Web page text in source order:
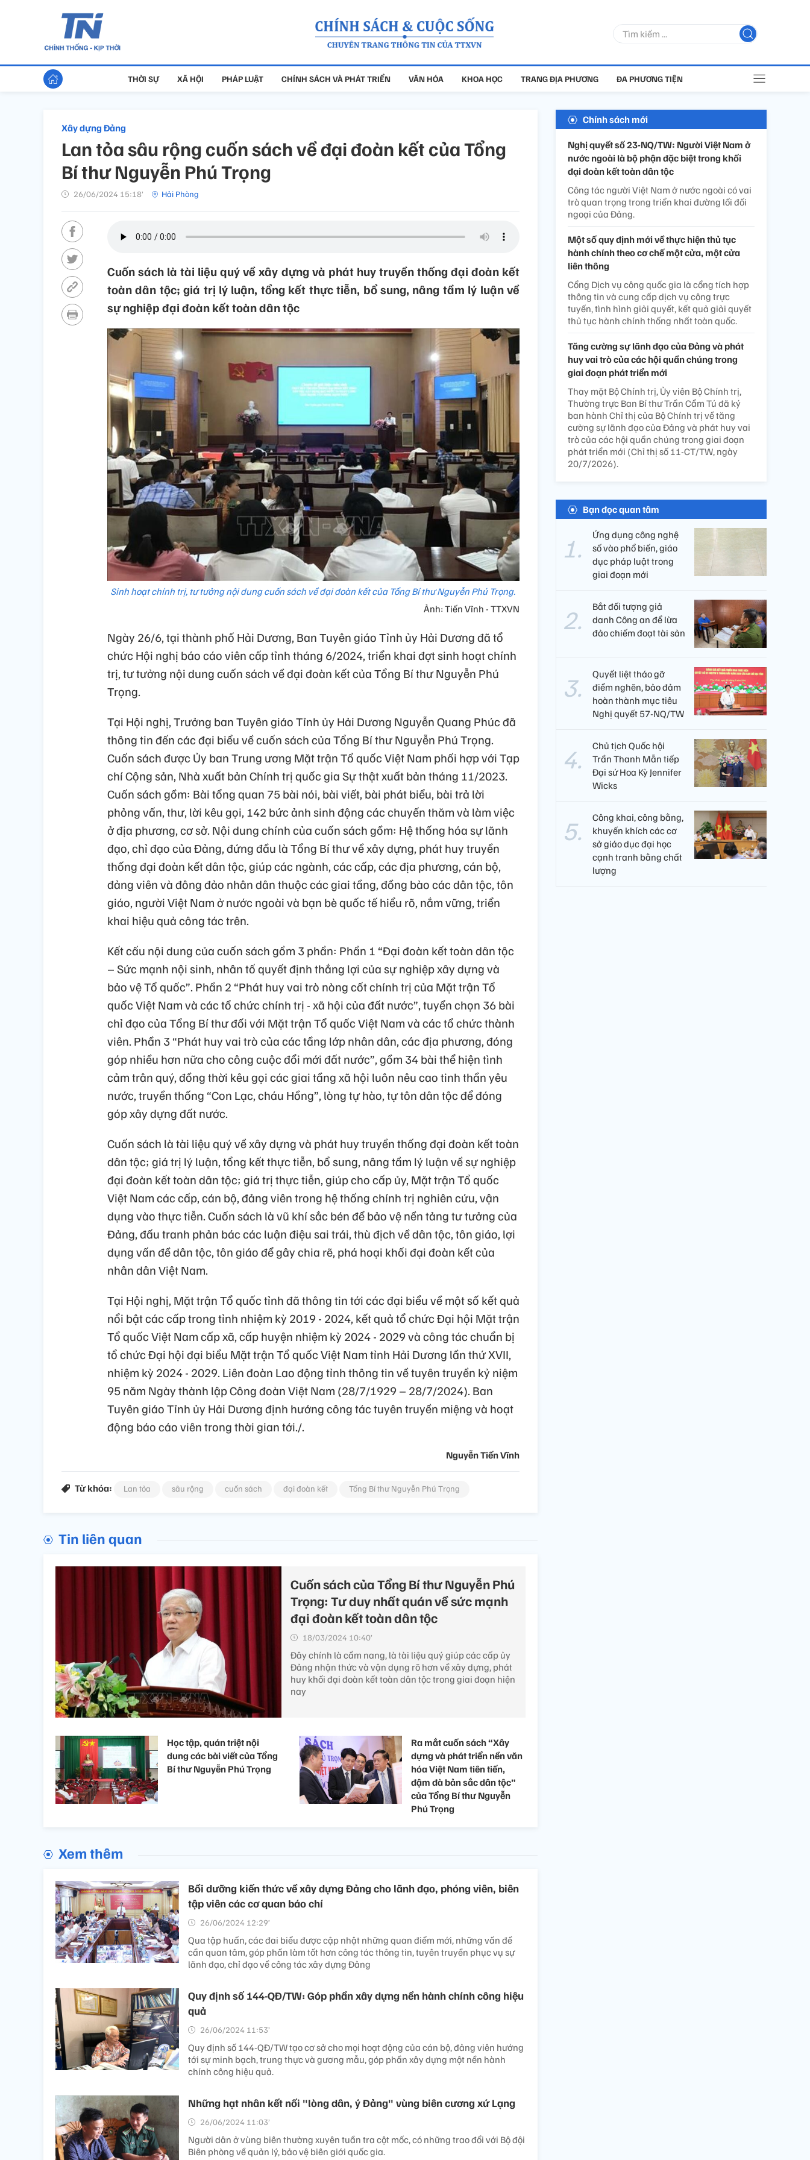
THỜI SỰ XÃ HỘI PHÁP LUẬT CHÍNH SÁCH VÀ PHÁT TRIỂN VĂN HÓA KHOA HỌC TRANG ĐỊA PHƯƠNG ĐA PHƯƠNG TIỆN
Xây dựng Đảng
Lan tỏa sâu rộng cuốn sách về đại đoàn kết của Tổng
Bí thư Nguyễn Phú Trọng
26/06/2024 15:18’ Hải Phòng
Cuốn sách là tài liệu quý về xây dựng và phát huy truyền thống đại đoàn kết
toàn dân tộc; giá trị lý luận, tổng kết thực tiễn, bổ sung, nâng tầm lý luận về
sự nghiệp đại đoàn kết toàn dân tộc
Sinh hoạt chính trị, tư tưởng nội dung cuốn sách về đại đoàn kết của Tổng Bí thư Nguyễn Phú Trọng.
Ảnh: Tiến Vĩnh - TTXVN
Ngày 26/6, tại thành phố Hải Dương, Ban Tuyên giáo Tỉnh ủy Hải Dương đã tổ
chức Hội nghị báo cáo viên cấp tỉnh tháng 6/2024, triển khai đợt sinh hoạt chính
trị, tư tưởng nội dung cuốn sách về đại đoàn kết của Tổng Bí thư Nguyễn Phú
Trọng.
Tại Hội nghị, Trưởng ban Tuyên giáo Tỉnh ủy Hải Dương Nguyễn Quang Phúc đã
thông tin đến các đại biểu về cuốn sách của Tổng Bí thư Nguyễn Phú Trọng.
Cuốn sách được Ủy ban Trung ương Mặt trận Tổ quốc Việt Nam phối hợp với Tạp
chí Cộng sản, Nhà xuất bản Chính trị quốc gia Sự thật xuất bản tháng 11/2023.
Cuốn sách gồm: Bài tổng quan 75 bài nói, bài viết, bài phát biểu, bài trả lời
phỏng vấn, thư, lời kêu gọi, 142 bức ảnh sinh động các chuyến thăm và làm việc
ở địa phương, cơ sở. Nội dung chính của cuốn sách gồm: Hệ thống hóa sự lãnh
đạo, chỉ đạo của Đảng, đứng đầu là Tổng Bí thư về xây dựng, phát huy truyền
thống đại đoàn kết dân tộc, giúp các ngành, các cấp, các địa phương, cán bộ,
đảng viên và đông đảo nhân dân thuộc các giai tầng, đồng bào các dân tộc, tôn
giáo, người Việt Nam ở nước ngoài và bạn bè quốc tế hiểu rõ, nắm vững, triển
khai hiệu quả công tác trên.
Kết cấu nội dung của cuốn sách gồm 3 phần: Phần 1 “Đại đoàn kết toàn dân tộc
– Sức mạnh nội sinh, nhân tố quyết định thắng lợi của sự nghiệp xây dựng và
bảo vệ Tổ quốc”. Phần 2 “Phát huy vai trò nòng cốt chính trị của Mặt trận Tổ
quốc Việt Nam và các tổ chức chính trị - xã hội của đất nước”, tuyển chọn 36 bài
chỉ đạo của Tổng Bí thư đối với Mặt trận Tổ quốc Việt Nam và các tổ chức thành
viên. Phần 3 “Phát huy vai trò của các tầng lớp nhân dân, các địa phương, đóng
góp nhiều hơn nữa cho công cuộc đổi mới đất nước”, gồm 34 bài thể hiện tình
cảm trân quý, đồng thời kêu gọi các giai tầng xã hội luôn nêu cao tinh thần yêu
nước, truyền thống “Con Lạc, cháu Hồng”, lòng tự hào, tự tôn dân tộc để đóng
góp xây dựng đất nước.
Cuốn sách là tài liệu quý về xây dựng và phát huy truyền thống đại đoàn kết toàn
dân tộc; giá trị lý luận, tổng kết thực tiễn, bổ sung, nâng tầm lý luận về sự nghiệp
đại đoàn kết toàn dân tộc; giá trị thực tiễn, giúp cho cấp ủy, Mặt trận Tổ quốc
Việt Nam các cấp, cán bộ, đảng viên trong hệ thống chính trị nghiên cứu, vận
dụng vào thực tiễn. Cuốn sách là vũ khí sắc bén để bảo vệ nền tảng tư tưởng của
Đảng, đấu tranh phản bác các luận điệu sai trái, thù địch về dân tộc, tôn giáo, lợi
dụng vấn đề dân tộc, tôn giáo để gây chia rẽ, phá hoại khối đại đoàn kết của
nhân dân Việt Nam.
Tại Hội nghị, Mặt trận Tổ quốc tỉnh đã thông tin tới các đại biểu về một số kết quả
nổi bật các cấp trong tỉnh nhiệm kỳ 2019 - 2024, kết quả tổ chức Đại hội Mặt trận
Tổ quốc Việt Nam cấp xã, cấp huyện nhiệm kỳ 2024 - 2029 và công tác chuẩn bị
tổ chức Đại hội đại biểu Mặt trận Tổ quốc Việt Nam tỉnh Hải Dương lần thứ XVII,
nhiệm kỳ 2024 - 2029. Liên đoàn Lao động tỉnh thông tin về tuyên truyền kỷ niệm
95 năm Ngày thành lập Công đoàn Việt Nam (28/7/1929 – 28/7/2024). Ban
Tuyên giáo Tỉnh ủy Hải Dương định hướng công tác tuyên truyền miệng và hoạt
động báo cáo viên trong thời gian tới./.
Nguyễn Tiến Vĩnh
Từ khóa: Lan tỏa sâu rộng cuốn sách đại đoàn kết Tổng Bí thư Nguyễn Phú Trọng
Tin liên quan
Cuốn sách của Tổng Bí thư Nguyễn Phú
Trọng: Tư duy nhất quán về sức mạnh
đại đoàn kết toàn dân tộc
18/03/2024 10:40’
Đây chính là cẩm nang, là tài liệu quý giúp các cấp ủy
Đảng nhận thức và vận dụng rõ hơn về xây dựng, phát
huy khối đại đoàn kết toàn dân tộc trong giai đoạn hiện
nay
Học tập, quán triệt nội
dung các bài viết của Tổng
Bí thư Nguyễn Phú Trọng
Ra mắt cuốn sách “Xây
dựng và phát triển nền văn
hóa Việt Nam tiên tiến,
đậm đà bản sắc dân tộc”
của Tổng Bí thư Nguyễn
Phú Trọng ​
Xem thêm
Bồi dưỡng kiến thức về xây dựng Đảng cho lãnh đạo, phóng viên, biên
tập viên các cơ quan báo chí
26/06/2024 12:29’
Qua tập huấn, các đai biểu được cập nhật những quan điểm mới, những vấn đề
cần quan tâm, góp phần làm tốt hơn công tác thông tin, tuyên truyền phục vụ sự
lãnh đạo, chỉ đạo về công tác xây dựng Đảng
Quy định số 144-QĐ/TW: Góp phần xây dựng nền hành chính công hiệu
quả
26/06/2024 11:53’
Quy định số 144-QĐ/TW tạo cơ sở cho mọi hoạt động của cán bộ, đảng viên hướng
tới sự minh bạch, trung thực và gương mẫu, góp phần xây dựng một nền hành
chính công hiệu quả.
Những hạt nhân kết nối "lòng dân, ý Đảng" vùng biên cương xứ Lạng
26/06/2024 11:03’
Người dân ở vùng biên thường xuyên tuần tra cột mốc, có những trao đổi với Bộ đội
Biên phòng về quản lý, bảo vệ biên giới quốc gia.
Chính sách mới
Nghị quyết số 23-NQ/TW: Người Việt Nam ở
nước ngoài là bộ phận đặc biệt trong khối
đại đoàn kết toàn dân tộc
Công tác người Việt Nam ở nước ngoài có vai
trò quan trọng trong triển khai đường lối đối
ngoại của Đảng.
Một số quy định mới về thực hiện thủ tục
hành chính theo cơ chế một cửa, một cửa
liên thông
Cổng Dịch vụ công quốc gia là cổng tích hợp
thông tin và cung cấp dịch vụ công trực
tuyến, tình hình giải quyết, kết quả giải quyết
thủ tục hành chính thống nhất toàn quốc.
Tăng cường sự lãnh đạo của Đảng và phát
huy vai trò của các hội quần chúng trong
giai đoạn phát triển mới
Thay mặt Bộ Chính trị, Ủy viên Bộ Chính trị,
Thường trực Ban Bí thư Trần Cẩm Tú đã ký
ban hành Chỉ thị của Bộ Chính trị về tăng
cường sự lãnh đạo của Đảng và phát huy vai
trò của các hội quần chúng trong giai đoạn
phát triển mới (Chỉ thị số 11-CT/TW, ngày
20/7/2026).
Bạn đọc quan tâm
Ứng dụng công nghệ
số vào phổ biến, giáo
dục pháp luật trong
giai đoạn mới
Bắt đối tượng giả
danh Công an để lừa
đảo chiếm đoạt tài sản
Quyết liệt tháo gỡ
điểm nghẽn, bảo đảm
hoàn thành mục tiêu
Nghị quyết 57-NQ/TW
Chủ tịch Quốc hội
Trần Thanh Mẫn tiếp
Đại sứ Hoa Kỳ Jennifer
Wicks
Công khai, công bằng,
khuyến khích các cơ
sở giáo dục đại học
cạnh tranh bằng chất
lượng​